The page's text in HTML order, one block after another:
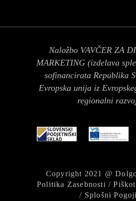
Naložbo VAVČER ZA
MARKETING (izdelava
sofinancirata Republika
Evropska unija iz
regionalni
Copyright 2021 @
Politika Zasebnosti /
/ Splošni Pogoji